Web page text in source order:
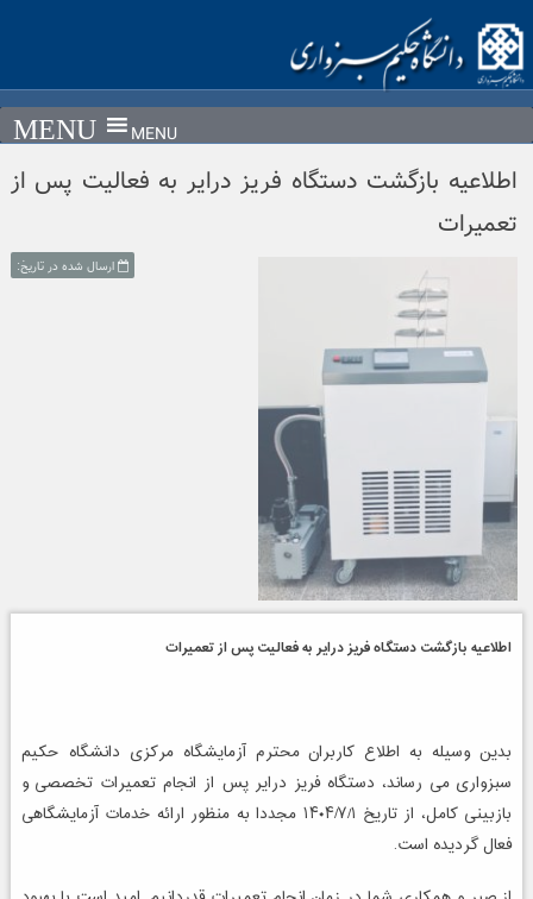
to
content
MENU
اطلاعیه بازگشت دستگاه فریز درایر به فعالیت پس از
تعمیرات
ارسال شده در تاریخ:
اطلاعیه بازگشت دستگاه فریز درایر به فعالیت پس از تعمیرات
بدین وسیله به اطلاع کاربران محترم آزمایشگاه مرکزی دانشگاه حکیم
سبزواری می رساند، دستگاه فریز درایر پس از انجام تعمیرات تخصصی و
بازبینی کامل، از تاریخ ۱۴۰۴/۷/۱ مجددا به منظور ارائه خدمات آزمایشگاهی
فعال گردیده است.